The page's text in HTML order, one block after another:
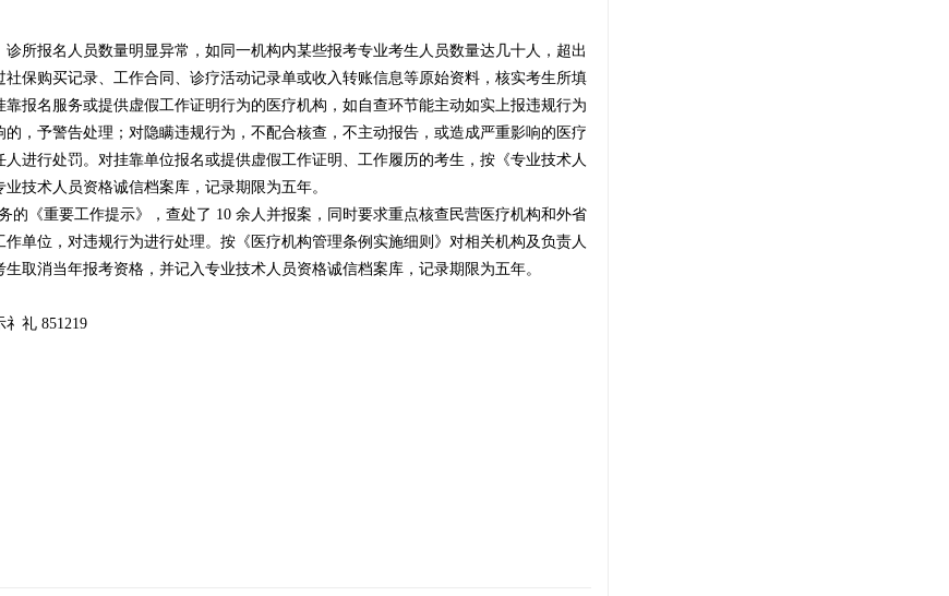
所报名人员数量明显异常，如同一机构内某些报考专业考生人员数量达几十人，超出
保购买记录、工作合同、诊疗活动记录单或收入转账信息等原始资料，核实考生所填
报名服务或提供虚假工作证明行为的医疗机构，如自查环节能主动如实上报违规行为
，予警告处理；对隐瞒违规行为，不配合核查，不主动报告，或造成严重影响的医疗
进行处罚。对挂靠单位报名或提供虚假工作证明、工作履历的考生，按《专业技术人
技术人员资格诚信档案库，记录期限为五年。
的《重要工作提示》，查处了 10 余人并报案，同时要求重点核查民营医疗机构和外省
单位，对违规行为进行处理。按《医疗机构管理条例实施细则》对相关机构及负责人
取消当年报考资格，并记入专业技术人员资格诚信档案库，记录期限为五年。
礼 851219